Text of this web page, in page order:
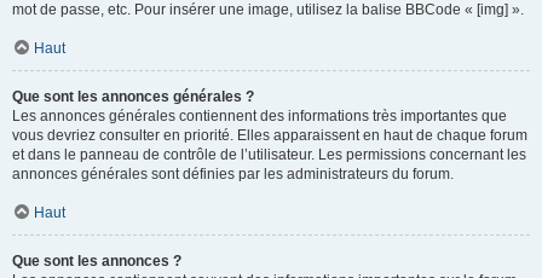
mot de passe, etc. Pour insérer une image, utilisez la balise BBCode « [img] ».
Haut
Que sont les annonces générales ?
Les annonces générales contiennent des informations très importantes que
vous devriez consulter en priorité. Elles apparaissent en haut de chaque forum
et dans le panneau de contrôle de l’utilisateur. Les permissions concernant les
annonces générales sont définies par les administrateurs du forum.
Haut
Que sont les annonces ?